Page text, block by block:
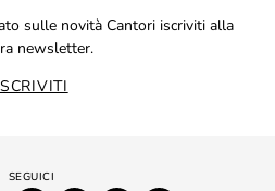
sulle novità Cantori iscriviti alla
newsletter.